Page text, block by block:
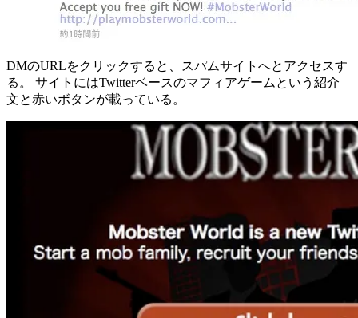
DMのURLをクリックすると、スパムサイトへとアクセスす
る。 サイトにはTwitterベースのマフィアゲームという紹介
文と赤いボタンが載っている。